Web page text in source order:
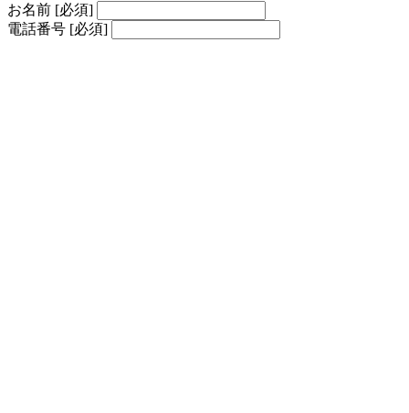
お名前 [必須]
電話番号 [必須]